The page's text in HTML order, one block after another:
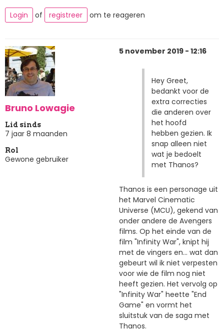
Login of registreer om te reageren
Bruno Lowagie
Lid sinds
7 jaar 8 maanden
Rol
Gewone gebruiker
5 november 2019 - 12:16
Hey Greet,
bedankt voor de
extra correcties
die anderen over
het hoofd
hebben gezien. Ik
snap alleen niet
wat je bedoelt
met Thanos?
Thanos is een personage uit
het Marvel Cinematic
Universe (MCU), gekend van
onder andere de Avengers
films. Op het einde van de
film "Infinity War", knipt hij
met de vingers en... wat dan
gebeurt wil ik niet verpesten
voor wie de film nog niet
heeft gezien. Het vervolg op
"Infinity War" heette "End
Game" en vormt het
sluitstuk van de saga met
Thanos.